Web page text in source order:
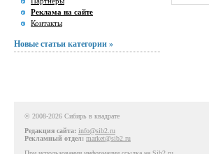
Реклама на сайте
Контакты
Новые статьи категории »
© 2008-2026 Сибирь в квадрате
Редакция сайта: info@sib2.ru
Рекламный отдел: market@sib2.ru